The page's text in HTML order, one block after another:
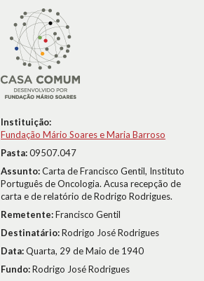
Instituição:
Fundação Mário Soares e Maria Barroso
Pasta:09507.047
Assunto:Carta de Francisco Gentil, Instituto
Português de Oncologia. Acusa recepção de
carta e de relatório de Rodrigo Rodrigues.
Remetente:Francisco Gentil
Destinatário:Rodrigo José Rodrigues
Data:Quarta, 29 de Maio de 1940
Fundo:Rodrigo José Rodrigues